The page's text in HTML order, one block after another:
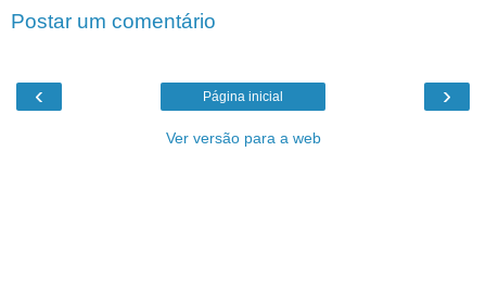
Postar um comentário
‹ ›
Página inicial
Ver versão para a web